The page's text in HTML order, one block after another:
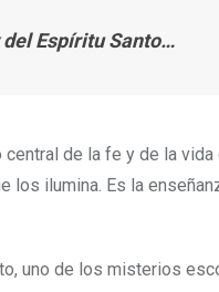
Espíritu Santo…
de la fe y de la
ilumina. Es la
uno de los misterios